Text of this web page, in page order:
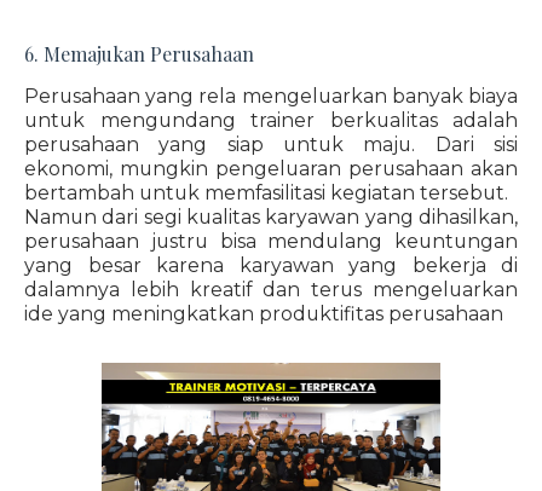
6. Memajukan Perusahaan
Perusahaan yang rela mengeluarkan banyak biaya
untuk mengundang trainer berkualitas adalah
perusahaan yang siap untuk maju. Dari sisi
ekonomi, mungkin pengeluaran perusahaan akan
bertambah untuk memfasilitasi kegiatan tersebut.
Namun dari segi kualitas karyawan yang dihasilkan,
perusahaan justru bisa mendulang keuntungan
yang besar karena karyawan yang bekerja di
dalamnya lebih kreatif dan terus mengeluarkan
ide yang meningkatkan produktifitas perusahaan